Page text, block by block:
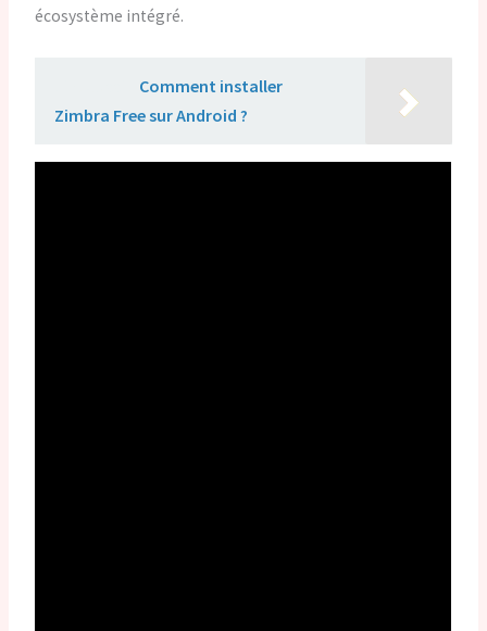
écosystème intégré.
Comment installer
Zimbra Free sur Android ?